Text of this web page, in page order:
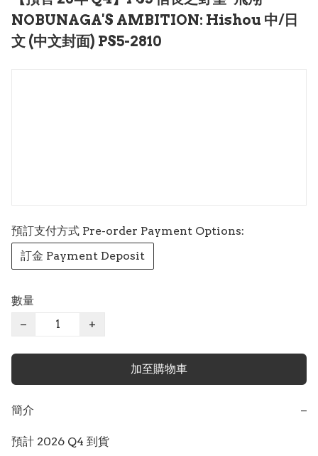
NOBUNAGA'S AMBITION: Hishou 中/日
文 (中文封面) PS5-2810
預訂支付方式 Pre-order Payment Options:
訂金 Payment Deposit
數量
−
+
加至購物車
簡介 −
預計 2026 Q4 到貨